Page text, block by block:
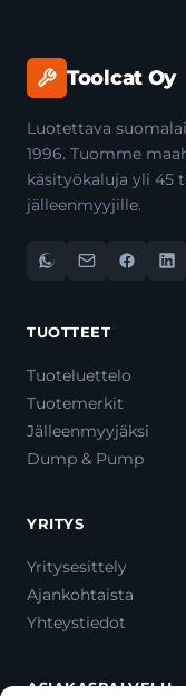
Toolcat Oy
Luotettava
1996. Tuomme
käsityökaluja yli 45
jälleenmyyjille.
TUOTTEET
Tuoteluettelo
Tuotemerkit
Jälleenmyyjäksi
Dump & Pump
YRITYS
Yritysesittely
Ajankohtaista
Yhteystiedot
ASIAKASPALVELU